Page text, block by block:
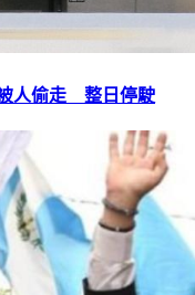
人偷走 整日停駛